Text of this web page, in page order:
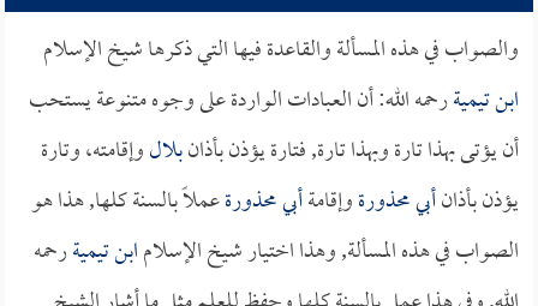
والصواب في هذه المسألة والقاعدة فيها التي ذكرها شيخ الإسلام
ابن تيميةرحمه الله: أن العبادات الواردة على وجوه متنوعة يستحب
أن يؤتى بهذا تارة وبهذا تارة, فتارة يؤذن بأذانبلالوإقامته، وتارة
يؤذن بأذانأبي محذورةوإقامةأبي محذورةعملاً بالسنة كلها, هذا هو
الصواب في هذه المسألة, وهذا اختيار شيخ الإسلامابن تيميةرحمه